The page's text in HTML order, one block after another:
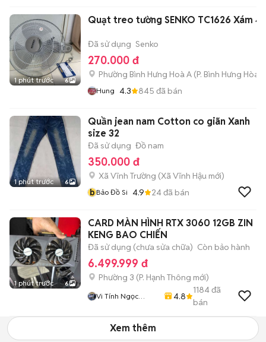
1 phút trước 6
Quạt treo tường SENKO TC1626 Xám
Đã sử dụng Senko
270.000 đ
Phường Bình Hưng Hoà A (P. Bình Hưng Hòa
Hung 4.3 845 đã bán
1 phút trước 6
Quần jean nam Cotton co giãn Xanh
size 32
Đã sử dụng Đồ nam
350.000 đ
Xã Vĩnh Trường (Xã Vĩnh Hậu mới)
bBảo Đồ Si 4.9 24đã bán
1 phút trước 6
CARD MÀN HÌNH RTX 3060 12GB ZIN
KENG BAO CHIẾN
Đã sử dụng (chưa sửa chữa) Còn bảo hành
6.499.999 đ
Phường 3 (P. Hạnh Thông mới)
Vi Tính Ngọc
4.8
1184đã
bán
Xem thêm